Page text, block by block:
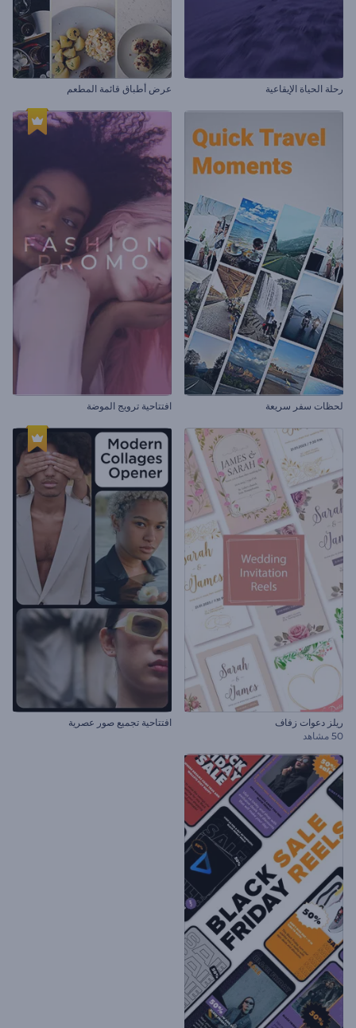
رحلة الحياة الإيقاعية عرض أطباق قائمة المطعم
لحظات سفر سريعة افتتاحية ترويج الموضة
ريلز دعوات زفاف
50 مشاهد
افتتاحية تجميع صور عصرية